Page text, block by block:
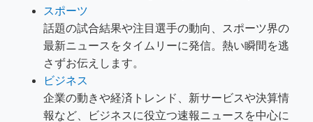
スポーツ
話題の試合結果や注目選手の動向、スポーツ界の
最新ニュースをタイムリーに発信。熱い瞬間を逃
さずお伝えします。
ビジネス
企業の動きや経済トレンド、新サービスや決算情
報など、ビジネスに役立つ速報ニュースを中心に